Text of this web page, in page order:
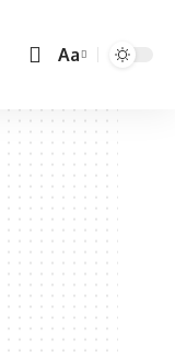
Font
Aa